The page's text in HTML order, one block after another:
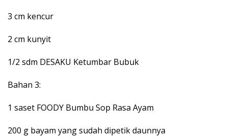
3 cm kencur
2 cm kunyit
1/2 sdm DESAKU Ketumbar Bubuk
Bahan 3:
1 saset FOODY Bumbu Sop Rasa Ayam
200 g bayam yang sudah dipetik daunnya